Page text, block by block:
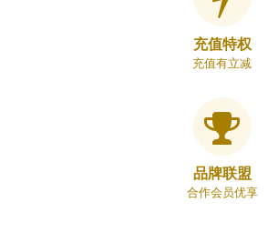
充值特权
充值有立减
品牌联盟
合作会员优享